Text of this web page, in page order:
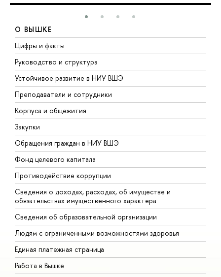
О ВЫШКЕ
Цифры и факты
Руководство и структура
Устойчивое развитие в НИУ ВШЭ
Преподаватели и сотрудники
Корпуса и общежития
Закупки
Обращения граждан в НИУ ВШЭ
Фонд целевого капитала
Противодействие коррупции
Сведения о доходах, расходах, об имуществе и
обязательствах имущественного характера
Сведения об образовательной организации
Людям с ограниченными возможностями здоровья
Единая платежная страница
Работа в Вышке